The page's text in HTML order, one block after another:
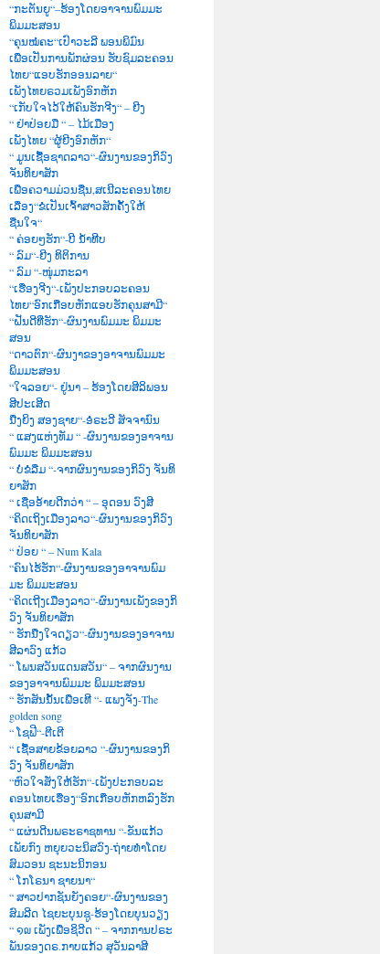
“ກະຕັນຍູ“–ຮ້ອງໂດຍອາຈານພົມມະ
ພິມມະສອນ
“ຄຸນໝໍຄະ“ເປົາວະລີ ພອນພິມົນ
ເພື່ອເປັນການພັກຜ່ອນ ຮັບຊົມລະຄອນ
ໄທຍ“ແອບຮັກອອນລາຍ“
ເພັງໄທຍຣວມເພັງອົກຫັກ
“ເກັບໃຈໄວ້ໃຫ້ຄົນຮັກຈີງ“ – ຍີງ
“ ຢ່າປ່ອຍມື “ – ໄມ້ເມືອງ
ເພັງໄທຍ “ຜູ້ຍີງອົກຫັກ“
“ ມູນເຊື້ອຊາດລາວ“-ຜົນງານຂອງກິວົງ
ຈັນທິຍາສັກ
ເພື່ອຄວາມມ່ວນຊື່ນ,ສເນີລະຄອນໄທຍ
ເລື່ອງ“ຂໍເປັນເຈົ້າສາວສັກຄັ້ງໃຫ້
ຊື່ນໃຈ“
“ ຄ່ອຍໆຮັກ“-ບີ ນໍ້າທີບ
“ ລົມ“-ຍີງ ທິຕິການ
“ ລົມ “-ໜຸ່ມກະລາ
“ເຮື່ອງຈີງ“-ເພັງປະກອບລະຄອນ
ໄທຍ“ອົກເກືອບຫັກແອບຮັກຄຸນສາມີ“
“ຝັນດີທີ່ຮັກ“-ຜົນງານພົມມະ ພິມມະ
ສອນ
“ດາວຕົກ“-ຜົນງາຂອງອາຈານພົມມະ
ພິມມະສອນ
“ໃຈລອຍ“- ຢູ່ນາ – ຮ້ອງໂດຍສີລິພອນ
ສີປະເສີດ
ນື່ງຍິງ ສອງຊາຍ“-ອໍຣະວີ ສັຈຈານົນ
“ ແສງແຫ່ງທັມ “ -ຜົນງານຂອງອາຈານ
ພົມມະ ພິມມະສອນ
“ ບໍ່ຂໍລືມ “-ຈາກຜົນງານຂອງກິວົງ ຈັນທິ
ຍາສັກ
“ ເຊື່ອອ້າຍດີກວ່າ “ – ອຸດອນ ວົງສີ
“ຄິດເຖິງເມືອງລາວ“-ຜົນງານຂອງກິວົງ
ຈັນທິຍາສັກ
“ ປ່ອຍ “ – Num Kala
“ຄົນໄຮ້ຮັກ“-ຜົນງານຂອງອາຈານພົມ
ມະ ພິມມະສອນ
“ຄິດເຖີງເມືອງລາວ“-ຜົນງານເພັງຂອງກິ
ວົງ ຈັນທິຍາສັກ
“ ຮັກນື່ງໃຈດຽວ“-ຜົນງານຂອງອາຈານ
ສີລາວົງ ແກ້ວ
“ ໂພນສວັນແດນສວັນ“ – ຈາກຜົນງານ
ຂອງອາຈານພົມມະ ພິມມະສອນ
“ ຮັກສັນນັ້ນເພື່ອເທີ “- ແພງຈັງ-The
golden song
“ ໂຊຟີ“-ຕີເຕີ
“ ເຊື້ອສາຍຂ້ອຍລາວ “-ຜົນງານຂອງກິ
ວົງ ຈັນທິຍາສັກ
“ຫົວໃຈສັ່ງໃຫ້ຮັກ“-ເພັງປະກອບລະ
ຄອນໄທຍເຮື່ອງ“ອົກເກືອບຫັກຫລົງຮັກ
ຄຸນສາມີ
“ ແຜ່ນດີນພຣະຣາຊທານ “-ຂັນແກ້ວ
ເພັຍກົງ ຫຍຸຍວະນິສວົງ-ຖ່າຍທຳໂດຍ
ສົມວອນ ຊະນະນິກອນ
“ ໂກໂຣນາ ຊາຍນາ“
“ ສາວປາກຊັນຍັງຄອຍ“-ຜົນງານຂອງ
ສົມລີດ ໄຊຍະບຸນຊູ-ຮ້ອງໂດຍບຸນວຽງ
“ ໑໙ ເພັງເພື່ອຊິວີດ “ – ຈາກການປຣະ
ພັນຂອງດຣ.ກາບແກ້ວ ສຸວັນລາສີ